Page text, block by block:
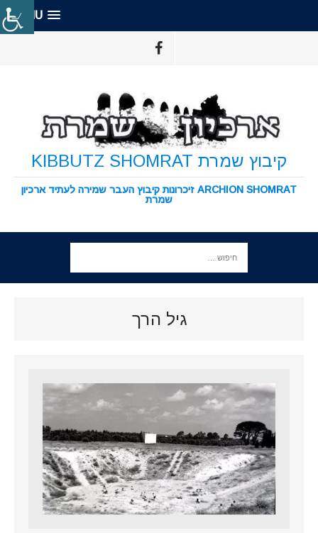
MENU
קיבוץ שמרת KIBBUTZ SHOMRAT
ARCHION SHOMRAT זיכרונות קיבוץ העבר שמירה לעתיד ארכיון
שמרת
גיל הרך